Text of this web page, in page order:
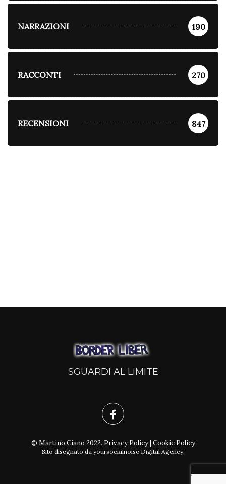
NARRAZIONI 190
RACCONTI 270
RECENSIONI 847
SGUARDI AL LIMITE
© Martino Ciano 2022. Privacy Policy| Cookie Policy
Sito disegnato da yoursocialnoise Digital Agency.